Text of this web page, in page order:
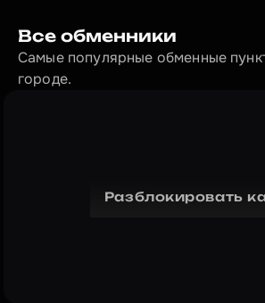
Все обменники
Самые популярные обменные
городе.
Разблокировать